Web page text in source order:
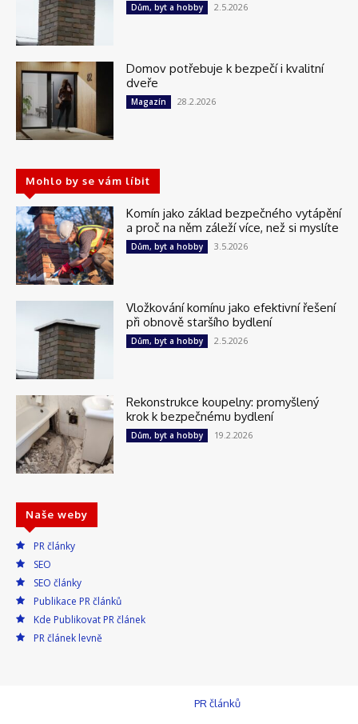
Dům, byt a hobby 2.5.2026
Domov potřebuje k bezpečí i kvalitní
dveře
Magazín 28.2.2026
Mohlo by se vám líbit
Komín jako základ bezpečného vytápění
a proč na něm záleží více, než si myslíte
Dům, byt a hobby 3.5.2026
Vložkování komínu jako efektivní řešení
při obnově staršího bydlení
Dům, byt a hobby 2.5.2026
Rekonstrukce koupelny: promyšlený
krok k bezpečnému bydlení
Dům, byt a hobby 19.2.2026
Naše weby
PR články
SEO
SEO články
Publikace PR článků
Kde Publikovat PR článek
PR článek levně
PR článků